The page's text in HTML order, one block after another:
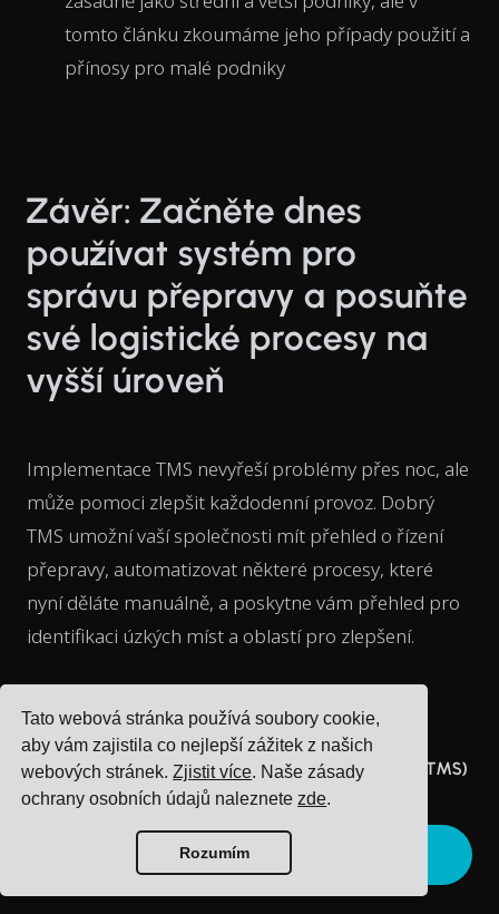
Tato webová stránka používá soubory cookie,
aby vám zajistila co nejlepší zážitek z našich
webových stránek.Zjistit více. Naše zásady
ochrany osobních údajů naleznete zde.
Rozumím
tomto článku zkoumáme jeho případy použití a
přínosy pro malé podniky
Závěr: Začněte dnes
používat systém pro
správu přepravy a posuňte
své logistické procesy na
vyšší úroveň
Implementace TMS nevyřeší problémy přes noc, ale
může pomoci zlepšit každodenní provoz. Dobrý
TMS umožní vaší společnosti mít přehled o řízení
přepravy, automatizovat některé procesy, které
nyní děláte manuálně, a poskytne vám přehled pro
identifikaci úzkých míst a oblastí pro zlepšení.
Zajímá vás, jak systém pro správu přepravy (TMS)
skutečně funguje?
OBJEDNEJTE SI BEZPLATNOU UKÁZKU
CARGOSONU